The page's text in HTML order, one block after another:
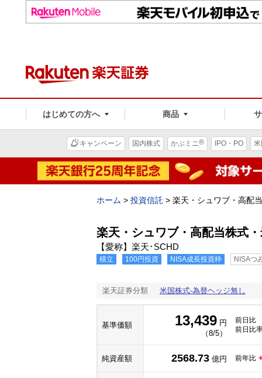
はじめての方へ 商品
キャンペーン 国内株式 かぶミニ® IPO・PO
ホーム > 投資信託 > 楽天・シュワブ・高配
楽天・シュワブ・高配当株式
【愛称】楽天･SCHD
積立 100円投資 NISA成長投資枠 NISAつ
楽天証券分類 米国株式-為替ヘッジ無し
基準価額 13,439 円
（8/5）
前日比
前日比
純資産額 2568.73 億円 前年比